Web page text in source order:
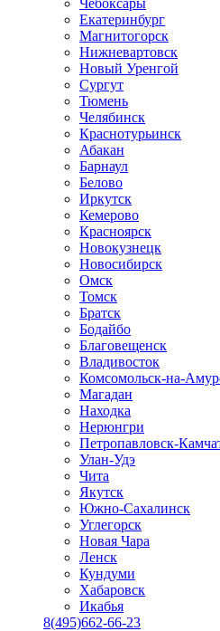
Екатеринбург
Магнитогорск
Нижневартовск
Новый Уренгой
Сургут
Тюмень
Челябинск
Краснотурьинск
Абакан
Барнаул
Белово
Иркутск
Кемерово
Красноярск
Новокузнецк
Новосибирск
Омск
Томск
Братск
Бодайбо
Благовещенск
Владивосток
Комсомольск-на-
Магадан
Находка
Нерюнгри
Петропавловск-
Улан-Удэ
Чита
Якутск
Южно-Сахалинск
Углегорск
Новая Чара
Ленск
Кундуми
Хабаровск
Икабья
8(495)662-66-23